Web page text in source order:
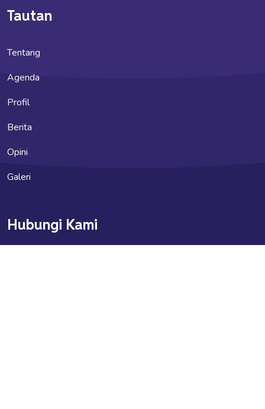
Tautan
Tentang
Agenda
Profil
Berita
Opini
Galeri
Hubungi Kami